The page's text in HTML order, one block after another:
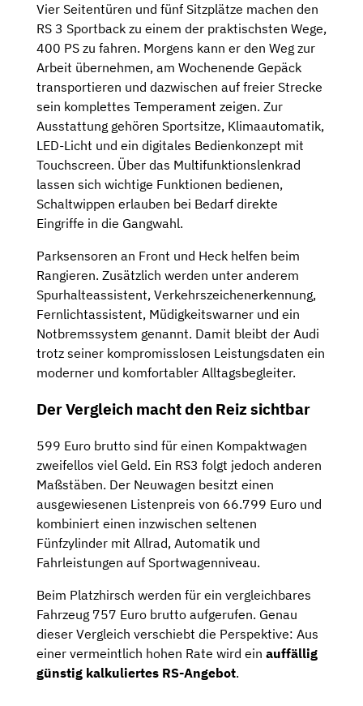
Vier Seitentüren und fünf Sitzplätze machen den
RS 3 Sportback zu einem der praktischsten Wege,
400 PS zu fahren. Morgens kann er den Weg zur
Arbeit übernehmen, am Wochenende Gepäck
transportieren und dazwischen auf freier Strecke
sein komplettes Temperament zeigen. Zur
Ausstattung gehören Sportsitze, Klimaautomatik,
LED-Licht und ein digitales Bedienkonzept mit
Touchscreen. Über das Multifunktionslenkrad
lassen sich wichtige Funktionen bedienen,
Schaltwippen erlauben bei Bedarf direkte
Eingriffe in die Gangwahl.
Parksensoren an Front und Heck helfen beim
Rangieren. Zusätzlich werden unter anderem
Spurhalteassistent, Verkehrszeichenerkennung,
Fernlichtassistent, Müdigkeitswarner und ein
Notbremssystem genannt. Damit bleibt der Audi
trotz seiner kompromisslosen Leistungsdaten ein
moderner und komfortabler Alltagsbegleiter.
Der Vergleich macht den Reiz sichtbar
599 Euro brutto sind für einen Kompaktwagen
zweifellos viel Geld. Ein RS3 folgt jedoch anderen
Maßstäben. Der Neuwagen besitzt einen
ausgewiesenen Listenpreis von 66.799 Euro und
kombiniert einen inzwischen seltenen
Fünfzylinder mit Allrad, Automatik und
Fahrleistungen auf Sportwagenniveau.
Beim Platzhirsch werden für ein vergleichbares
Fahrzeug 757 Euro brutto aufgerufen. Genau
dieser Vergleich verschiebt die Perspektive: Aus
einer vermeintlich hohen Rate wird ein auffällig
günstig kalkuliertes RS-Angebot.